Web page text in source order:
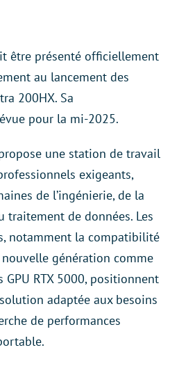
être présenté officiellement
au lancement des
200HX. Sa
pour la mi-2025.
une station de travail
exigeants,
de l’ingénierie, de la
traitement de données. Les
notamment la compatibilité
génération comme
GPU RTX 5000, positionnent
adaptée aux besoins
de performances